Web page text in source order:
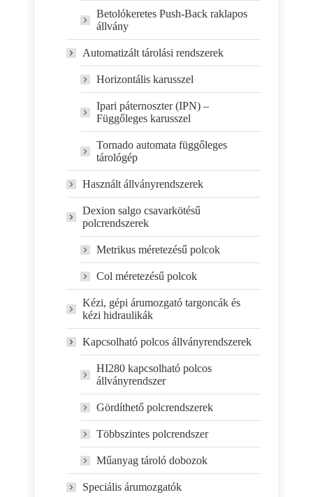
Betolókeretes Push-Back raklapos
állvány
Automatizált tárolási rendszerek
Horizontális karusszel
Ipari páternoszter (IPN) –
Függőleges karusszel
Tornado automata függőleges
tárológép
Használt állványrendszerek
Dexion salgo csavarkötésű
polcrendszerek
Metrikus méretezésű polcok
Col méretezésű polcok
Kézi, gépi árumozgató targoncák és
kézi hidraulikák
Kapcsolható polcos állványrendszerek
HI280 kapcsolható polcos
állványrendszer
Gördíthető polcrendszerek
Többszintes polcrendszer
Műanyag tároló dobozok
Speciális árumozgatók